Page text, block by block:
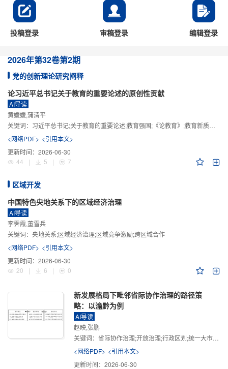
投稿登录 审稿登录 编辑登录
2026年第32卷第2期
党的创新理论研究阐释
论习近平总书记关于教育的重要论述的原创性贡献
AI导读
黄媛媛,蒲清平
关键词： 习近平总书记;关于教育的重要论述;教育强国;《论教育》;教育新质生产力;教育人工智能
<网络PDF> <引用本文>
更新时间： 2026-06-30
44
| 5 | 7
区域开发
中国特色央地关系下的区域经济治理
AI导读
李霁霞,董雪兵
关键词： 央地关系;区域经济治理;区域竞争激励;跨区域合作
<网络PDF> <引用本文>
更新时间： 2026-06-30
20
| 6 | 0
新发展格局下毗邻省际协作治理的路径策
略：以渝黔为例
AI导读
赵映,张鹏
关键词： 省际协作治理;开放治理;行政区划;统一大市场;新发展格局
<网络PDF> <引用本文>
更新时间： 2026-06-30